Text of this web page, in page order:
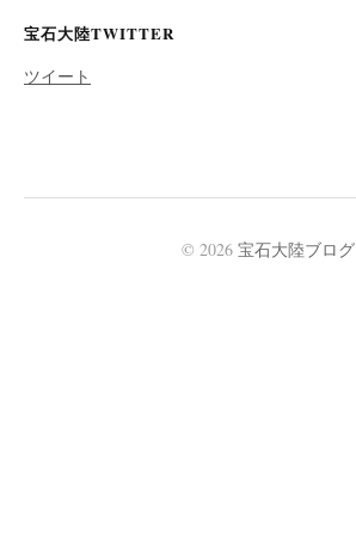
宝石大陸TWITTER
ツイート
© 2026 宝石大陸ブログ